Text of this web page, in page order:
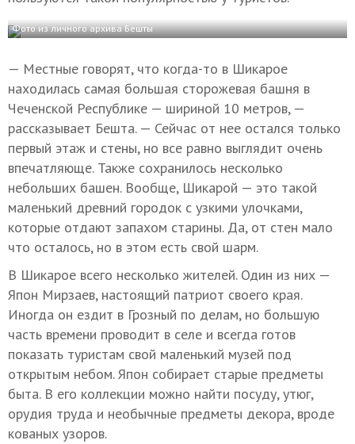
Фото из личного архива Бешты
— Местные говорят, что когда-то в Шикарое
находилась самая большая сторожевая башня в
Чеченской Республике — шириной 10 метров, —
рассказывает Бешта. — Сейчас от нее остался только
первый этаж и стены, но все равно выглядит очень
впечатляюще. Также сохранилось несколько
небольших башен. Вообще, Шикарой — это такой
маленький древний городок с узкими улочками,
которые отдают запахом старины. Да, от стен мало
что осталось, но в этом есть свой шарм.
В Шикарое всего несколько жителей. Один из них —
Япон Мирзаев, настоящий патриот своего края.
Иногда он ездит в Грозный по делам, но большую
часть времени проводит в селе и всегда готов
показать туристам свой маленький музей под
открытым небом. Япон собирает старые предметы
быта. В его коллекции можно найти посуду, утюг,
орудия труда и необычные предметы декора, вроде
кованых узоров.